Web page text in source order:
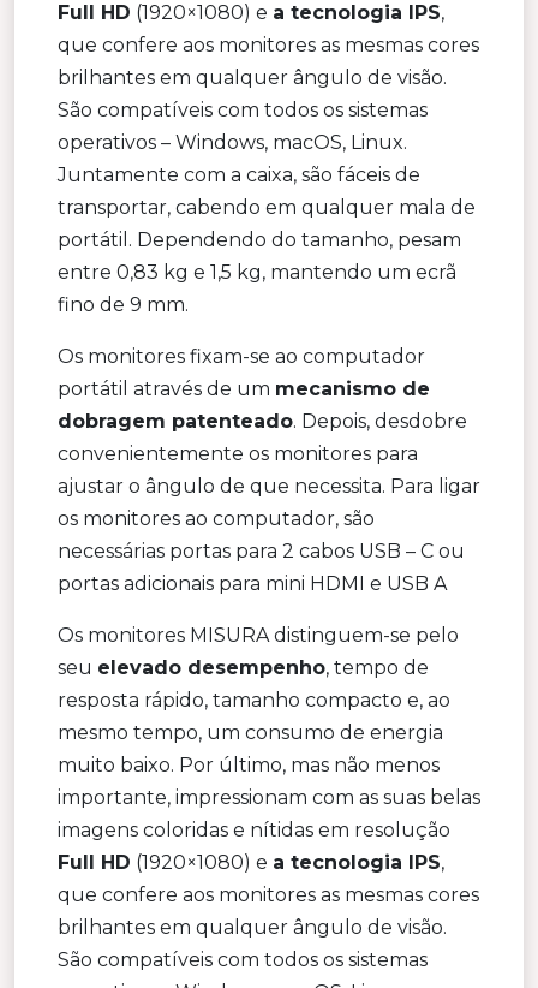
Full HD (1920×1080) e a tecnologia IPS,
que confere aos monitores as mesmas cores
brilhantes em qualquer ângulo de visão.
São compatíveis com todos os sistemas
operativos – Windows, macOS, Linux.
Juntamente com a caixa, são fáceis de
transportar, cabendo em qualquer mala de
portátil. Dependendo do tamanho, pesam
entre 0,83 kg e 1,5 kg, mantendo um ecrã
fino de 9 mm.
Os monitores fixam-se ao computador
portátil através de um mecanismo de
dobragem patenteado. Depois, desdobre
convenientemente os monitores para
ajustar o ângulo de que necessita. Para ligar
os monitores ao computador, são
necessárias portas para 2 cabos USB – C ou
portas adicionais para mini HDMI e USB A
Os monitores MISURA distinguem-se pelo
seu elevado desempenho, tempo de
resposta rápido, tamanho compacto e, ao
mesmo tempo, um consumo de energia
muito baixo. Por último, mas não menos
importante, impressionam com as suas belas
imagens coloridas e nítidas em resolução
Full HD (1920×1080) e a tecnologia IPS,
que confere aos monitores as mesmas cores
brilhantes em qualquer ângulo de visão.
São compatíveis com todos os sistemas